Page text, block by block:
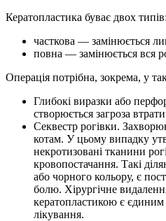
Кератопластика буває двох типів:
часткова — замінюється
повна — замінюється вся
Операція потрібна, зокрема, у
Глибокі виразки або
створюється загроза
Секвестр рогівки.
котам. У цьому випадку
некротизовані тканини
кровопостачання. Такі
або чорного кольору, є
болю. Хірургічне
кератопластикою є
лікування.